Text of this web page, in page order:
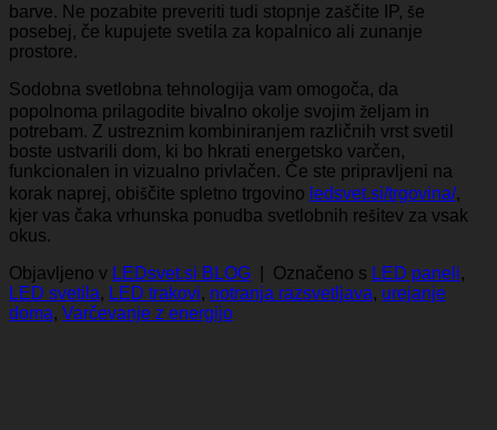
barve. Ne pozabite preveriti tudi stopnje zaščite IP, še
posebej, če kupujete svetila za kopalnico ali zunanje
prostore.
Sodobna svetlobna tehnologija vam omogoča, da
popolnoma prilagodite bivalno okolje svojim željam in
potrebam. Z ustreznim kombiniranjem različnih vrst svetil
boste ustvarili dom, ki bo hkrati energetsko varčen,
funkcionalen in vizualno privlačen. Če ste pripravljeni na
korak naprej, obiščite spletno trgovino ledsvet.si/trgovina/,
kjer vas čaka vrhunska ponudba svetlobnih rešitev za vsak
okus.
Objavljeno v LEDsvet.si BLOG Označeno s LED paneli,
LED svetila, LED trakovi, notranja razsvetljava, urejanje
doma, Varčevanje z energijo